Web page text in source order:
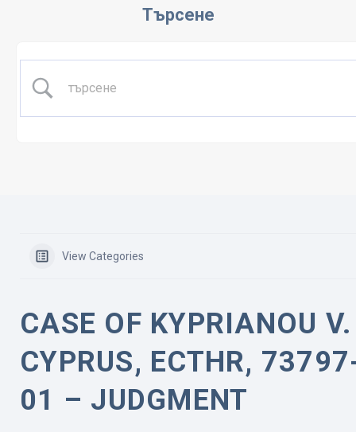
Търсене
View Categories
CASE OF KYPRIANOU V.
CYPRUS, ECTHR,
01 – JUDGMENT